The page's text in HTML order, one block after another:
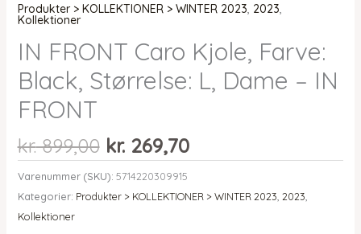
Produkter > KOLLEKTIONER > WINTER 2023, 2023,
Kollektioner
IN FRONT Caro Kjole, Farve:
Black, Størrelse: L, Dame – IN
FRONT
kr.899,00 Den
oprindelige
pris
var:
kr.269,70Den
aktuelle
er:
Varenummer (SKU): 5714220309915
Kategorier: Produkter > KOLLEKTIONER > WINTER 2023 2023
Kollektioner